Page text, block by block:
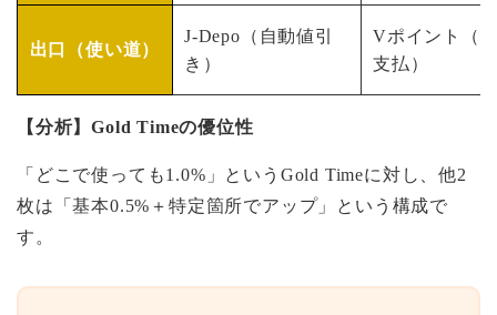
出口（使い道）
J-Depo（自動値引
き）
Vポイント（
支払）
【分析】Gold Timeの優位性
「どこで使っても1.0%」というGold Timeに対し、他2
枚は「基本0.5%＋特定箇所でアップ」という構成で
す。